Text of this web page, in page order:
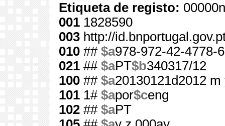
Etiqueta de registo:
001 1828590
003 http://
010 ## $a978-972-42-4778-6
021 ## $aPT$b340317/12
100 ## $a20130121d2012
101 1# $apor$ceng
102 ## $aPT